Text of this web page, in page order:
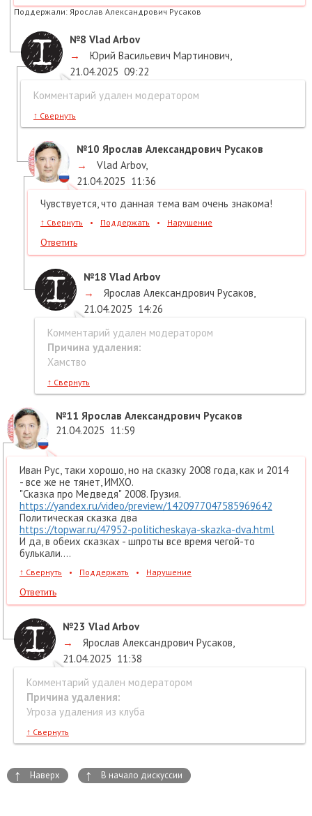
Поддержали: Ярослав Александрович Русаков
№8 Vlad Arbov
→
Юрий Васильевич Мартинович
21.04.2025 09:22
Комментарий удален модератором
↑ Свернуть
№10 Ярослав Александрович Русаков
→
Vlad Arbov,
21.04.2025 11:36
Чувствуется, что данная тема вам очень знакома!
↑ Свернуть • Поддержать • Нарушение
Ответить
№18 Vlad Arbov
→
Ярослав Александрович Русаков
21.04.2025 14:26
Комментарий удален модератором
Причина удаления:
Хамство
↑ Свернуть
№11 Ярослав Александрович Русаков
21.04.2025 11:59
Иван Рус, таки хорошо, но на сказку 2008 года, как и 2014
- все же не тянет, ИМХО.
"Сказка про Медведя" 2008. Грузия.
https://yandex.ru/video/preview/1420977047585969642
Политическая сказка два
https://topwar.ru/47952-politicheskaya-skazka-dva.html
И да, в обеих сказках - шпроты все время чегой-то
булькали....
↑ Свернуть • Поддержать • Нарушение
Ответить
№23 Vlad Arbov
→
Ярослав Александрович Русаков
21.04.2025 11:38
Комментарий удален модератором
Причина удаления:
Угроза удаления из клуба
↑ Свернуть
↑ Наверх ↑ В начало дискуссии